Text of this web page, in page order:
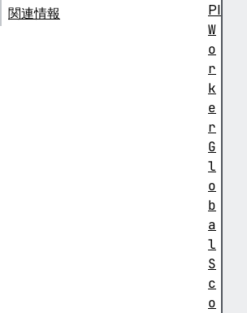
関連情報
PI
W
o
r
k
e
r
G
l
o
b
a
l
S
c
o